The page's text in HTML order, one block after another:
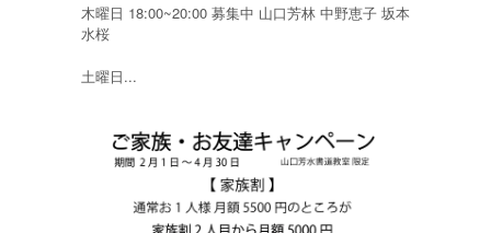
木曜日 18:00~20:00 募集中 山口芳林 中野恵子 坂本
水桜
土曜日...